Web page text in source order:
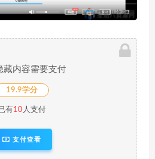
藏内容需要支付
19.9学分
有 10人支付
支付查看